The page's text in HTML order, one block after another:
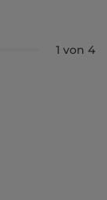
1 von 4